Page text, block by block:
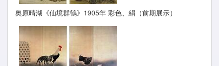
奥原晴湖《仙境群鶴》1905年 彩色、絹（前期展示）